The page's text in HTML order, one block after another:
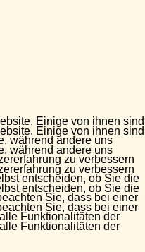
Einige von ihnen sind
während andere uns
zu verbessern
entscheiden, ob Sie die
Sie, dass bei einer
Funktionalitäten der
Einige von ihnen sind
während andere uns
zu verbessern
entscheiden, ob Sie die
Sie, dass bei einer
Funktionalitäten der